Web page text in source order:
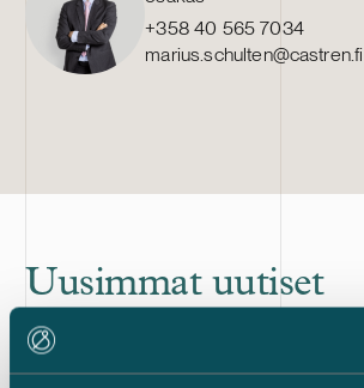
+358 40 565 7034
marius.schulten@castren.fi
Uusimmat uutiset